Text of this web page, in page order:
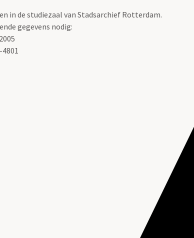
in de studiezaal van Stadsarchief Rotterdam.
gegevens nodig: